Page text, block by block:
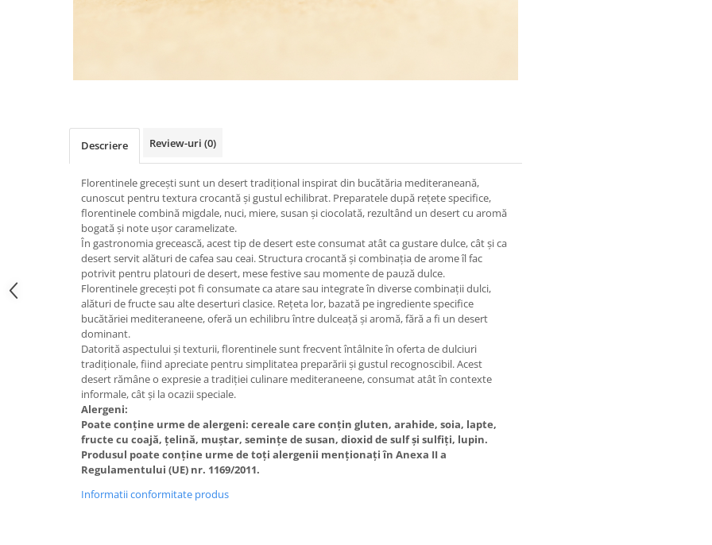
Descriere Review-uri (0)
Florentinele grecești sunt un desert tradițional inspirat din bucătăria mediteraneană,
cunoscut pentru textura crocantă și gustul echilibrat. Preparatele după rețete specifice,
florentinele combină migdale, nuci, miere, susan și ciocolată, rezultând un desert cu aromă
bogată și note ușor caramelizate.
În gastronomia grecească, acest tip de desert este consumat atât ca gustare dulce, cât și ca
desert servit alături de cafea sau ceai. Structura crocantă și combinația de arome îl fac
potrivit pentru platouri de desert, mese festive sau momente de pauză dulce.
Florentinele grecești pot fi consumate ca atare sau integrate în diverse combinații dulci,
alături de fructe sau alte deserturi clasice. Rețeta lor, bazată pe ingrediente specifice
bucătăriei mediteraneene, oferă un echilibru între dulceață și aromă, fără a fi un desert
dominant.
Datorită aspectului și texturii, florentinele sunt frecvent întâlnite în oferta de dulciuri
tradiționale, fiind apreciate pentru simplitatea preparării și gustul recognoscibil. Acest
desert rămâne o expresie a tradiției culinare mediteraneene, consumat atât în contexte
informale, cât și la ocazii speciale.
Alergeni:
Poate conține urme de alergeni: cereale care conțin gluten, arahide, soia, lapte,
fructe cu coajă, țelină, muștar, semințe de susan, dioxid de sulf și sulfiți, lupin.
Produsul poate conține urme de toți alergenii menționați în Anexa II a
Regulamentului (UE) nr. 1169/2011.
Informatii conformitate produs